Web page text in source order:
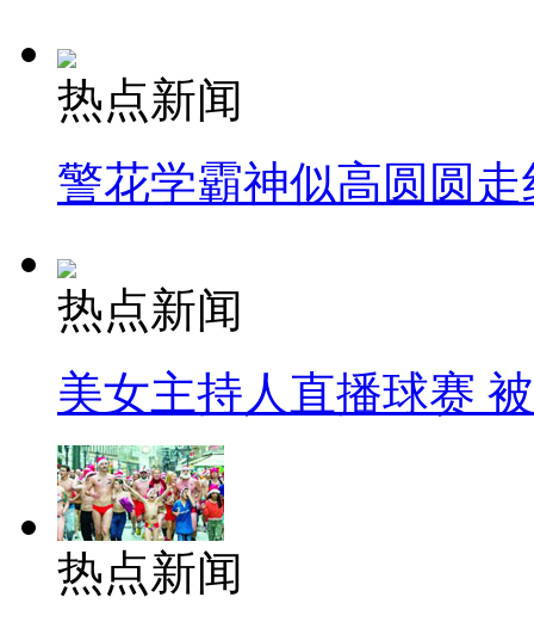
热点新闻
警花学霸神似高圆圆走
热点新闻
美女主持人直播球赛
热点新闻